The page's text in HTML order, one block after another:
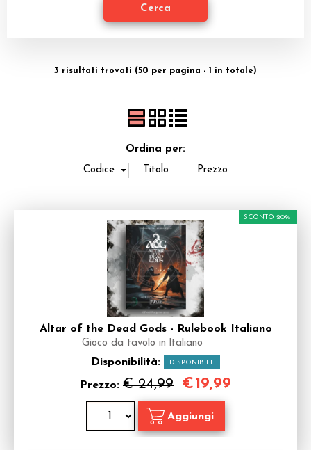
Accessori3 risultati trovati (50 per pagina - 1 in totale)
Ordina per:
Altar of the Dead Gods - Rulebook Italiano
Gioco da tavolo in ltaliano
Disponibilità: DISPONIBILE
Prezzo: € 24,99
SCONTO 20%
€19,99